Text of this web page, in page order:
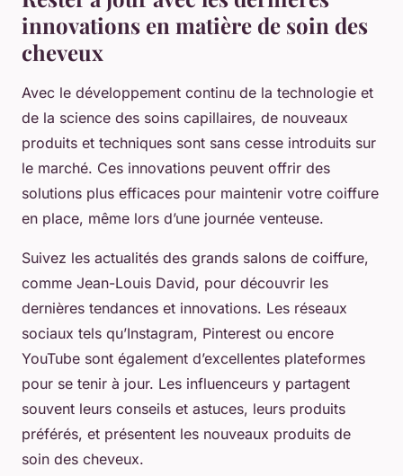
innovations en matière de soin des
cheveux
Avec le développement continu de la technologie et
de la science des soins capillaires, de nouveaux
produits et techniques sont sans cesse introduits sur
le marché. Ces innovations peuvent offrir des
solutions plus efficaces pour maintenir votre coiffure
en place, même lors d’une journée venteuse.
Suivez les actualités des grands salons de coiffure,
comme Jean-Louis David, pour découvrir les
dernières tendances et innovations. Les réseaux
sociaux tels qu’Instagram, Pinterest ou encore
YouTube sont également d’excellentes plateformes
pour se tenir à jour. Les influenceurs y partagent
souvent leurs conseils et astuces, leurs produits
préférés, et présentent les nouveaux produits de
soin des cheveux.